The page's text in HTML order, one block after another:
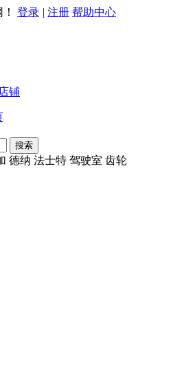
登录 | 注册 帮助中心
铺
德纳 法士特 驾驶室 齿轮